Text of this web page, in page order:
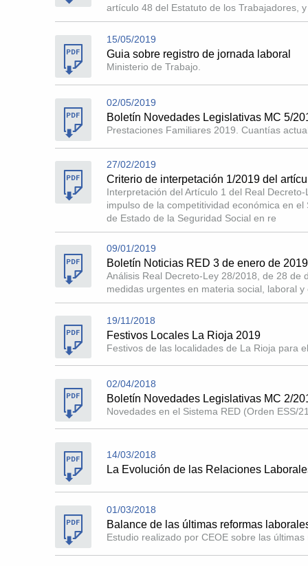
artículo 48 del Estatuto de los Trabajadores,
15/05/2019
Guia sobre registro de jornada laboral
Ministerio de Trabajo.
02/05/2019
Boletín Novedades Legislativas MC 5/
Prestaciones Familiares 2019. Cuantías
27/02/2019
Criterio de interpetación 1/2019 del
Interpretación del Artículo 1 del Real
impulso de la competitividad económica en
de Estado de la Seguridad Social en re
09/01/2019
Boletín Noticias RED 3 de enero de 2019
Análisis Real Decreto-Ley 28/2018, de 28 de
medidas urgentes en materia social, laboral
19/11/2018
Festivos Locales La Rioja 2019
Festivos de las localidades de La Rioja para
02/04/2018
Boletín Novedades Legislativas MC 2/
Novedades en el Sistema RED (Orden ESS/
14/03/2018
La Evolución de las Relaciones
01/03/2018
Balance de las últimas reformas
Estudio realizado por CEOE sobre las